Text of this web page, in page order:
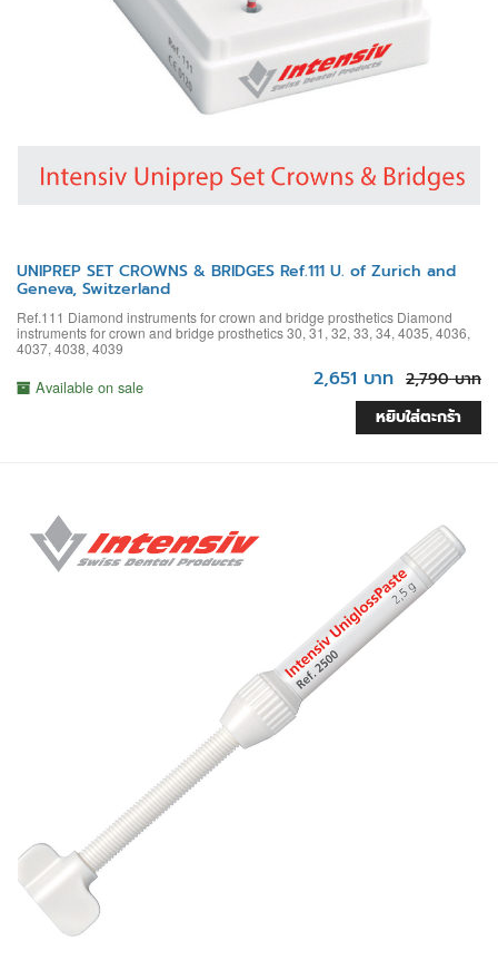
UNIPREP SET CROWNS & BRIDGES Ref.111 U. of Zurich and
Geneva, Switzerland
Ref.111 Diamond instruments for crown and bridge prosthetics Diamond
instruments for crown and bridge prosthetics 30, 31, 32, 33, 34, 4035, 4036,
4037, 4038, 4039
Available on sale 2,651 บาท 2,790 บาท
หยิบใส่ตะกร้า